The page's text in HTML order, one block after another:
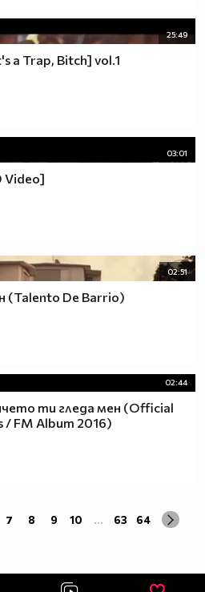
25:49
a Trap, Bitch] vol.1
03:01
Video]
02:51
(Talento De Barrio)
02:44
ти гледа мен (Official
/ FM Album 2016)
7 8 9 10 ... 63 64